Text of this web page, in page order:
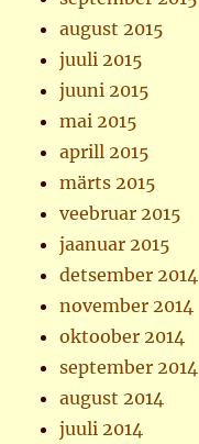
august 2015
juuli 2015
juuni 2015
mai 2015
aprill 2015
märts 2015
veebruar 2015
jaanuar 2015
detsember 2014
november 2014
oktoober 2014
september 2014
august 2014
juuli 2014